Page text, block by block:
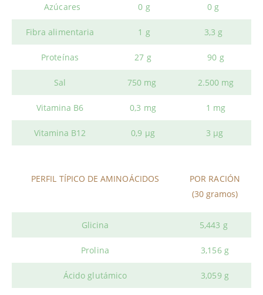
Azúcares 0 g 0 g
Fibra alimentaria 1 g 3,3 g
Proteínas 27 g 90 g
Sal 750 mg 2.500 mg
Vitamina B6 0,3 mg 1 mg
Vitamina B12 0,9 µg 3 µg
PERFIL TÍPICO DE AMINOÁCIDOS
POR RACIÓN
(30 gramos)
Glicina 5,443 g
Prolina 3,156 g
Ácido glutámico 3,059 g